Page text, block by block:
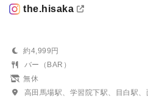
the.hisaka
約4,999円
バー（BAR）
無休
高田馬場駅、学習院下駅、目白駅